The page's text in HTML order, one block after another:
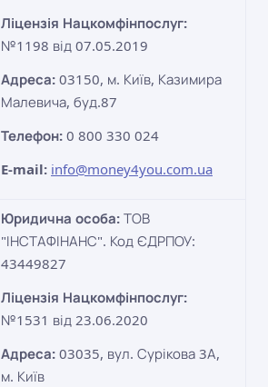
Ліцензія Нацкомфінпослуг:
№1198 від 07.05.2019
Адреса: 03150, м. Київ, Казимира
Малевича, буд.87
Телефон: 0 800 330 024
E-mail: info@money4you.com.ua
Юридична особа: ТОВ
"ІНСТАФІНАНС". Код ЄДРПОУ:
43449827
Ліцензія Нацкомфінпослуг:
№1531 від 23.06.2020
Адреса: 03035, вул. Сурікова 3А,
м. Київ